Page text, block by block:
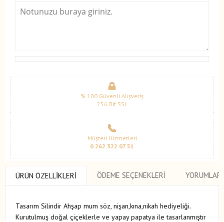
% 100 Güvenli Alışveriş
256 Bit SSL
Müşteri Hizmetleri
0 262 322 07 51
ÜRÜN ÖZELLIKLERI ÖDEME SEÇENEKLERI YORUMLAR
Tasarım Silindir ​Ahşap mum söz, nişan,kına,nikah hediyeliği.
Kurutulmuş doğal çiçeklerle ve yapay papatya ile tasarlanmıştır